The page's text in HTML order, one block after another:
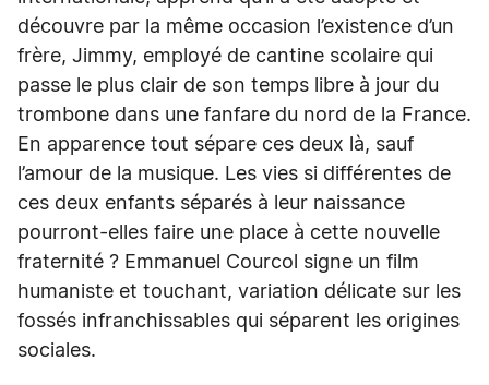
découvre par la même occasion l’existence d’un
frère, Jimmy, employé de cantine scolaire qui
passe le plus clair de son temps libre à jour du
trombone dans une fanfare du nord de la France.
En apparence tout sépare ces deux là, sauf
l’amour de la musique. Les vies si différentes de
ces deux enfants séparés à leur naissance
pourront-elles faire une place à cette nouvelle
fraternité ? Emmanuel Courcol signe un film
humaniste et touchant, variation délicate sur les
fossés infranchissables qui séparent les origines
sociales.